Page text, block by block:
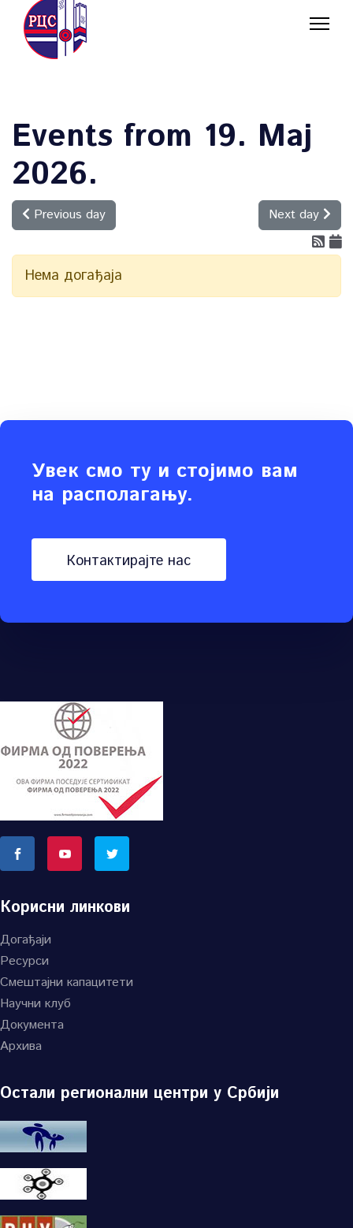
Events from 19. Мај
2026.
Previous day Next day
Нема догађаја
Увек смо ту и стојимо вам
на располагању.
контактирајте нас
Корисни линкови
Догађаји
Ресурси
Смештајни капацитети
Научни клуб
Документа
Архива
Остали регионални центри у Србији